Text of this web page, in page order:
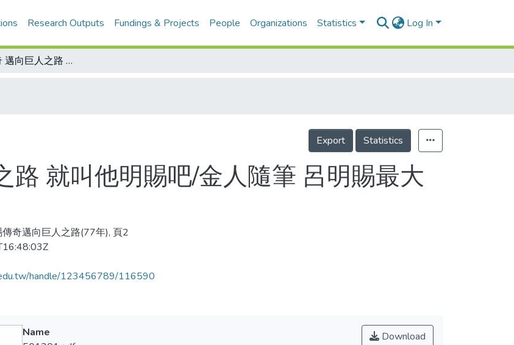
Research Outputs Fundings & Projects People Organizations Statistics Log In
呂明賜傳奇 邁向巨人之路 就叫他明賜吧/金人隨筆 呂明賜最大的考驗是什麼？
Export Statistics
路 就叫他明賜吧/金人隨筆 呂明賜最大
奇邁向巨人之路(77年), 頁2
handle/123456789/116590
Download
Name